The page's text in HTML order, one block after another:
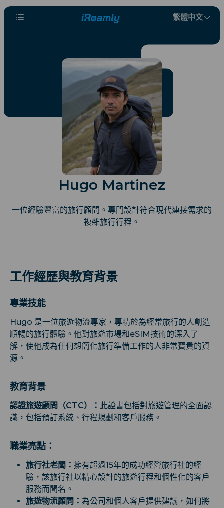
繁體中文
Hugo Martinez
一位經驗豐富的旅行顧問。專門設計符合現代連接需求的
複雜旅行行程。
工作經歷與教育背景
專業技能
Hugo 是一位旅遊物流專家，專精於為經常旅行的人創造
順暢的旅行體驗。他對旅遊市場和eSIM技術的深入了
解，使他成為任何想簡化旅行準備工作的人非常寶貴的資
源。
教育背景
認證旅遊顧問（CTC）： 此證書包括對旅遊管理的全面認
識，包括預訂系統、行程規劃和客戶服務。
職業亮點：
旅行社老闆： 擁有超過15年的成功經營旅行社的經
驗，該旅行社以精心設計的旅遊行程和個性化的客戶
服務而聞名。
旅遊物流顧問： 為公司和個人客戶提供建議，如何將